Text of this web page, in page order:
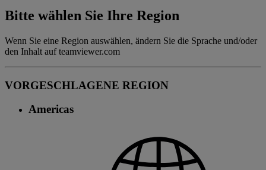
Bitte wählen Sie Ihre Region
Wenn Sie eine Region auswählen, ändern Sie die Sprache und/oder
den Inhalt auf teamviewer.com
VORGESCHLAGENE REGION
Americas